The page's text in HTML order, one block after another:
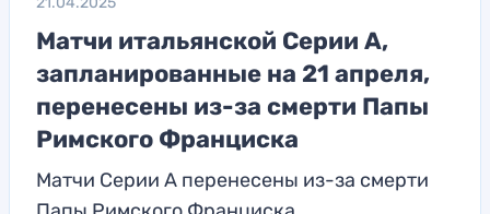
Матчи итальянской Серии А,
запланированные на 21 апреля,
перенесены из-за смерти Папы
Римского Франциска
Матчи Серии А перенесены из-за смерти